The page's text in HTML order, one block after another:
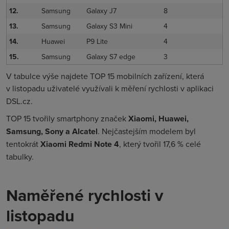
12.
Samsung Galaxy J7
8
13.
Samsung Galaxy S3 Mini
4
14.
Huawei P9 Lite
4
15.
Samsung Galaxy S7 edge 3
V tabulce výše najdete TOP 15 mobilních zařízení, která
v listopadu uživatelé využívali k měření rychlosti v aplikaci
DSL.cz.
TOP 15 tvořily smartphony značekXiaomi, Huawei,
Samsung, Sony a Alcatel. Nejčastejším modelem byl
tentokrátXiaomi Redmi Note 4, který tvořil 17,6 % celé
tabulky.
Naměřené rychlosti v
listopadu